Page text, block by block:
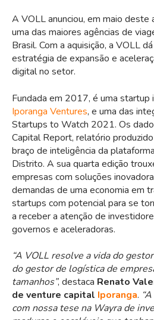
A VOLL anunciou, em maio deste
uma das maiores agências de
Brasil. Com a aquisição, a VOLL
estratégia de expansão e
digital no setor.
Fundada em 2017, é uma startup
Iporanga Ventures, e uma das
Startups to Watch 2021. Os
Capital Report, relatório
braço de inteligência da
Distrito. A sua quarta edição
empresas com soluções
demandas de uma economia em
startups com potencial para se
a receber a atenção de
governos e aceleradoras.
“A VOLL resolve a vida do
do gestor de logística de
tamanhos”, destaca Renato
de venture capital Iporanga.
com nossa tese na Wayra de